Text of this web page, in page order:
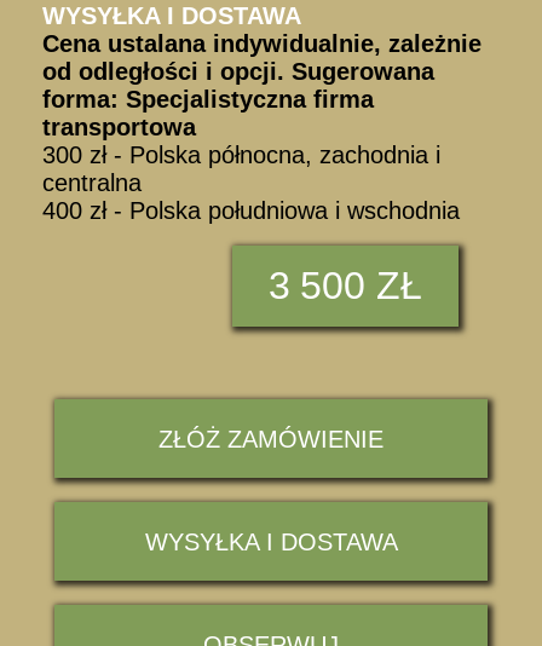
WYSYŁKA I DOSTAWA
Cena ustalana indywidualnie, zależnie
od odległości i opcji. Sugerowana
forma: Specjalistyczna firma
transportowa
300 zł - Polska północna, zachodnia i
centralna
400 zł - Polska południowa i wschodnia
3 500 ZŁ
ZŁÓŻ ZAMÓWIENIE
WYSYŁKA I DOSTAWA